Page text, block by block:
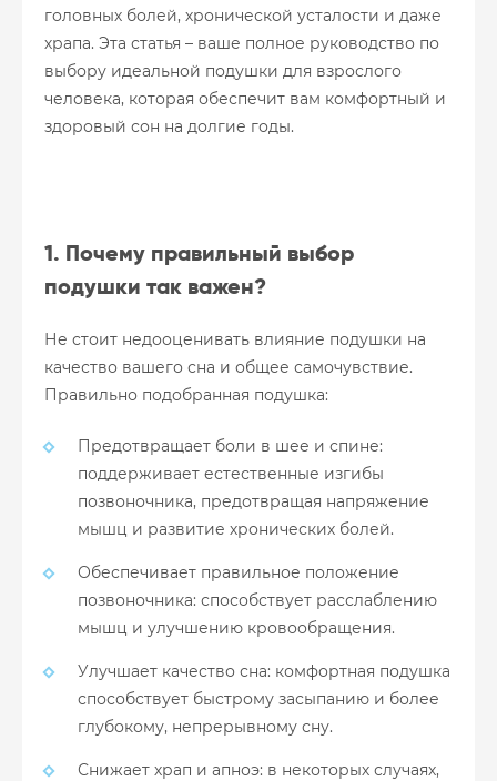
головных болей, хронической усталости и даже
храпа. Эта статья – ваше полное руководство по
выбору идеальной подушки для взрослого
человека, которая обеспечит вам комфортный и
здоровый сон на долгие годы.
1. Почему правильный выбор
подушки так важен?
Не стоит недооценивать влияние подушки на
качество вашего сна и общее самочувствие.
Правильно подобранная подушка:
Предотвращает боли в шее и спине:
поддерживает естественные изгибы
позвоночника, предотвращая напряжение
мышц и развитие хронических болей.
Обеспечивает правильное положение
позвоночника: способствует расслаблению
мышц и улучшению кровообращения.
Улучшает качество сна: комфортная подушка
способствует быстрому засыпанию и более
глубокому, непрерывному сну.
Снижает храп и апноэ: в некоторых случаях,